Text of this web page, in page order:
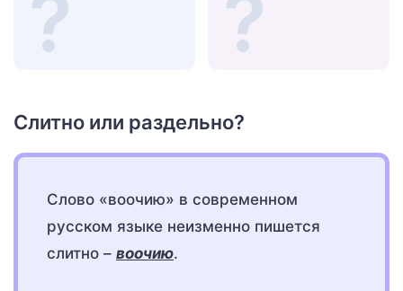
Слитно или раздельно?
Слово «воочию» в современном
русском языке неизменно пишется
слитно – воочию.